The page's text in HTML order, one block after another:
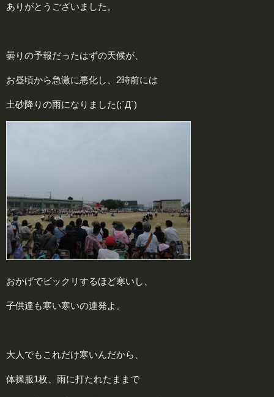
ありがとうございました。
曇りの予報だったはずの天候が、
お昼頃から急激に悪化し、2時前には
土砂降りの雨になりました(;´Д`)
おかげでビックリするほど寒いし、
子供達も寒い寒いの連発よ。
大人でもこれだけ寒いんだから、
体操服1枚、雨に打たれたままで